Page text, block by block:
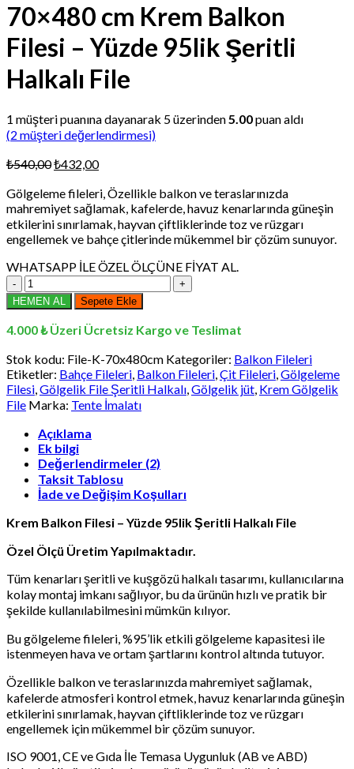
70×480 cm Krem Balkon
Filesi – Yüzde 95lik Şeritli
Halkalı File
1 müşteri puanına dayanarak 5 üzerinden5.00puan aldı
(2 müşteri değerlendirmesi)
₺540,00Orijinal
₺540,00.
₺432,00Şu
fiyat:
₺432,00.
Gölgeleme fileleri, Özellikle balkon ve teraslarınızda
mahremiyet sağlamak, kafelerde, havuz kenarlarında güneşin
etkilerini sınırlamak, hayvan çiftliklerinde toz ve rüzgarı
engellemek ve bahçe çitlerinde mükemmel bir çözüm sunuyor.
WHATSAPP İLE ÖZEL ÖLÇÜNE FİYAT AL.
70x480
cm
Krem
Balkon
-
Yüzde
95lik
Şeritli
File
adet
HEMEN AL Sepete Ekle
4.000 ₺ Üzeri Ücretsiz Kargo ve Teslimat
Stok kodu: File-K-70x480cm Kategoriler: Balkon Fileleri
Etiketler: Bahçe Fileleri, Balkon Fileleri,Çit Fileleri,Gölgeleme
Filesi,Gölgelik File Şeritli Halkalı,Gölgelik jüt, Krem Gölgelik
File Marka: Tente İmalatı
Açıklama
Ek bilgi
Değerlendirmeler (2)
Taksit Tablosu
İade ve Değişim Koşulları
Krem Balkon Filesi – Yüzde 95lik Şeritli Halkalı File
Özel Ölçü Üretim Yapılmaktadır.
Tüm kenarları şeritli ve kuşgözü halkalı tasarımı, kullanıcılarına
kolay montaj imkanı sağlıyor, bu da ürünün hızlı ve pratik bir
şekilde kullanılabilmesini mümkün kılıyor.
Bu gölgeleme fileleri, %95’lik etkili gölgeleme kapasitesi ile
istenmeyen hava ve ortam şartlarını kontrol altında tutuyor.
Özellikle balkon ve teraslarınızda mahremiyet sağlamak,
kafelerde atmosferi kontrol etmek, havuz kenarlarında güneşin
etkilerini sınırlamak, hayvan çiftliklerinde toz ve rüzgarı
engellemek için mükemmel bir çözüm sunuyor.
ISO 9001, CE ve Gıda İle Temasa Uygunluk (AB ve ABD)